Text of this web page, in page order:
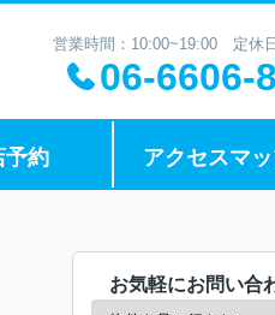
営業時間：10:00~19:00 定休
06-6606-
予約 アクセスマ
お気軽にお問い合